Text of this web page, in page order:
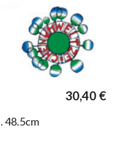
30,40 €
48.5cm